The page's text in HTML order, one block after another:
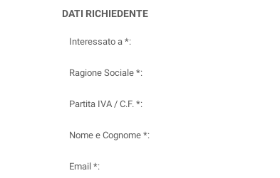
DATI RICHIEDENTE
Interessato a *:
Ragione Sociale *:
Partita IVA / C.F. *:
Nome e Cognome *:
Email *: